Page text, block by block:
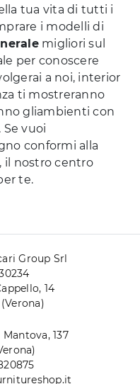
tua vita di tutti i
i modelli di
migliori sul
per conoscere
a noi, interior
ti mostreranno
gliambienti con
vuoi
conformi alla
il nostro centro
te.
Group Srl
14
137